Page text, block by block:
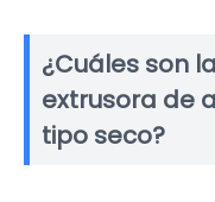
¿Cuáles son
extrusora de
tipo seco?